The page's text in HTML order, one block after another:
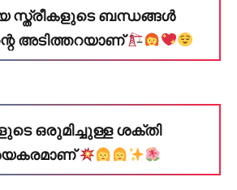
സ്ത്രീകളുടെ ബന്ധങ്ങൾ
അടിത്തറയാണ്
ഒരുമിച്ചുള്ള ശക്തി